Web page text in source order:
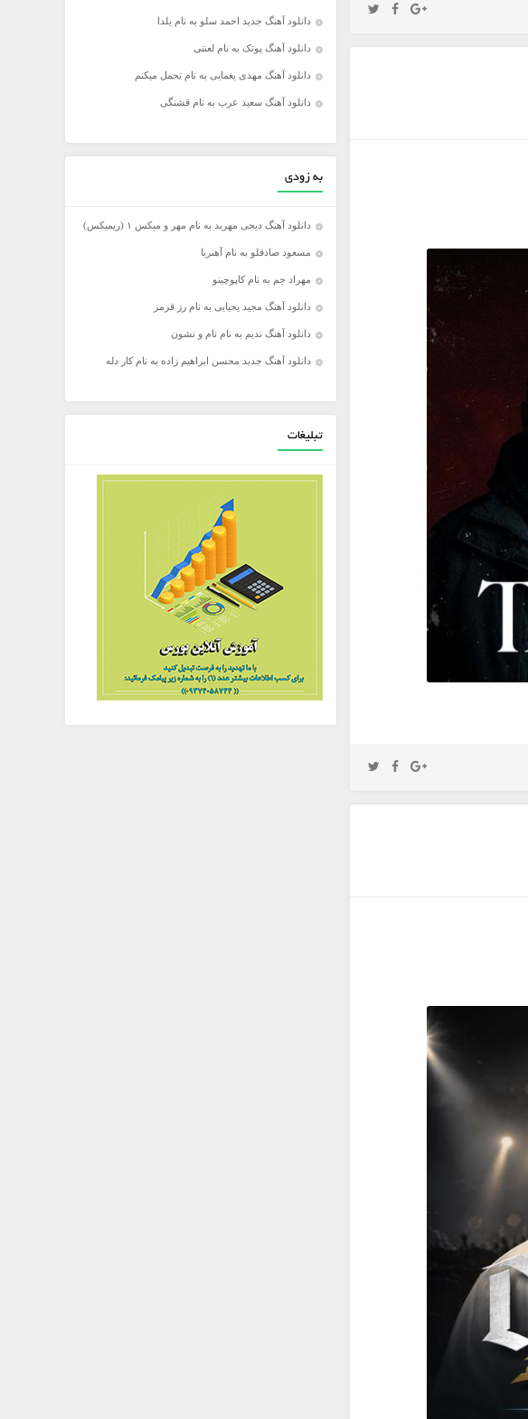
دانلود آهنگ جدید احمد سلو به نام یلدا
دانلود آهنگ پوتک به نام لعنتی
دانلود آهنگ مهدی یغمایی به نام تحمل میکنم
دانلود آهنگ سعید عرب به نام قشنگی
به زودی
دانلود آهنگ دیجی مهربد به نام مهر و میکس ۱ (ریمیکس)
مسعود صادقلو به نام آهنربا
مهراد جم به نام کاپوچینو
دانلود آهنگ مجید یحیایی به نام رز قرمز
دانلود آهنگ ندیم به نام نام و نشون
دانلود آهنگ جدید محسن ابراهیم زاده به نام کار دله
تبلیغات